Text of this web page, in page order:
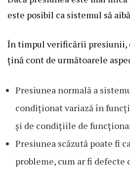
este posibil ca sistemul să
În timpul verificării presiunii,
țină cont de următoarele
Presiunea normală a
condiționat variază în
și de condițiile de
Presiunea scăzută poate fi
probleme, cum ar fi defecte